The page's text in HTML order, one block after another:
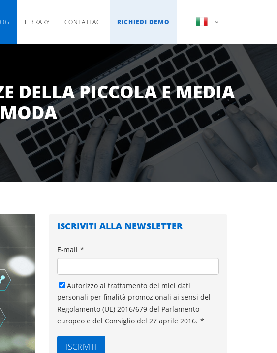
LIBRARY CONTATTACI RICHIEDI DEMO
DELLA PICCOLA E MEDIA
ISCRIVITI ALLA NEWSLETTER
E-mail *
Autorizzo al trattamento dei miei dati
personali per finalità promozionali ai sensi del
Regolamento (UE) 2016/679 del Parlamento
europeo e del Consiglio del 27 aprile 2016. *